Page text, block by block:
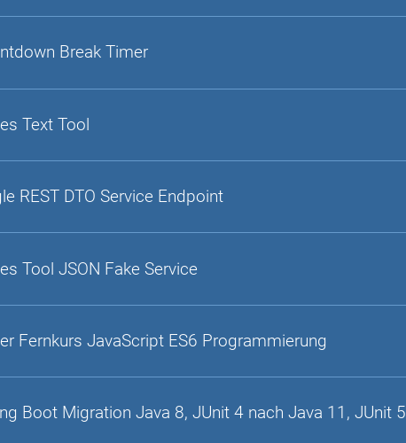
Break Timer
Text Tool
REST DTO Service Endpoint
Tool JSON Fake Service
Fernkurs JavaScript ES6 Programmierung
Boot Migration Java 8, JUnit 4 nach Java 11, JUnit 5